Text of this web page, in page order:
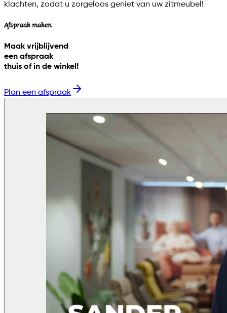
klachten, zodat u zorgeloos geniet van uw zitmeubel!
Afspraak maken
Maak vrijblijvend
een afspraak
thuis of in de winkel!
Plan een afspraak